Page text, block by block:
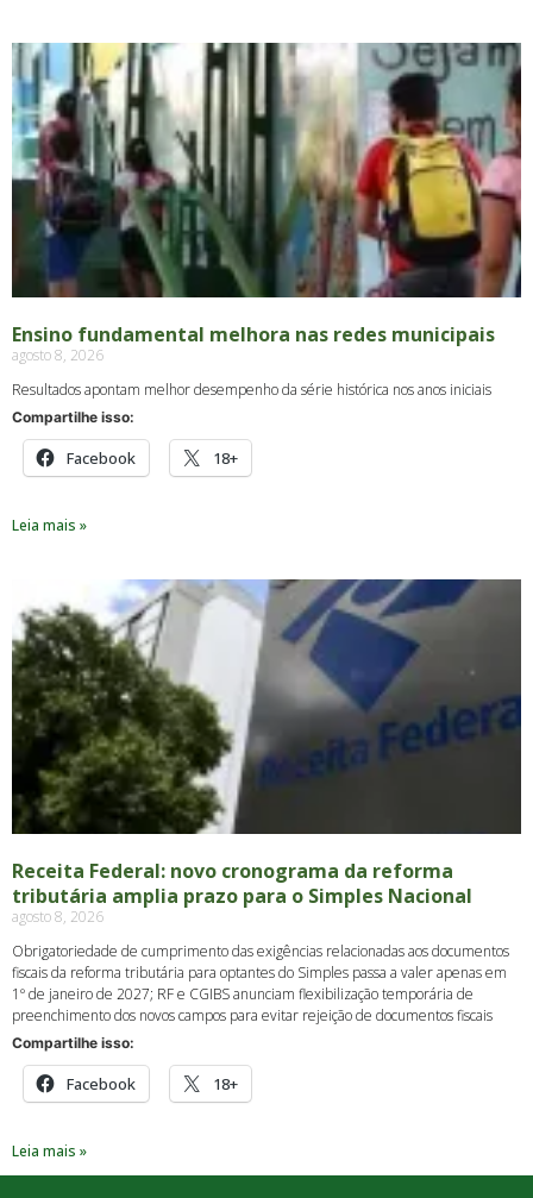
Ensino fundamental melhora nas redes municipais
agosto 8, 2026
Resultados apontam melhor desempenho da série histórica nos anos iniciais
Compartilhe isso:
Facebook 18+
Leia mais »
Receita Federal: novo cronograma da reforma
tributária amplia prazo para o Simples Nacional
agosto 8, 2026
Obrigatoriedade de cumprimento das exigências relacionadas aos documentos
fiscais da reforma tributária para optantes do Simples passa a valer apenas em
1º de janeiro de 2027; RF e CGIBS anunciam flexibilização temporária de
preenchimento dos novos campos para evitar rejeição de documentos fiscais
Compartilhe isso:
Facebook 18+
Leia mais »